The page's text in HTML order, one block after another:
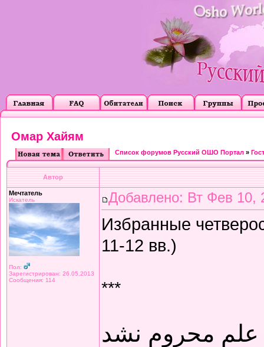
Омар Хайям
Список форумов Русский ОШО Портал »
Автор
Мечтатель
Искатель
Пол:
Зарегистрирован: 26.05.2013
Сообщения: 114
Добавлено: Вт Фев 10,
Избранные
11-12 вв.)
***
محروم نشد